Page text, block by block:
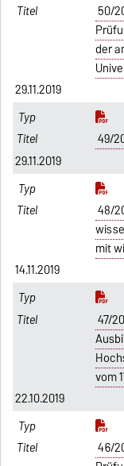
50/
der
29.11.2019
49/
29.11.2019
48/
mit
14.11.2019
47/
vom
22.10.2019
46/